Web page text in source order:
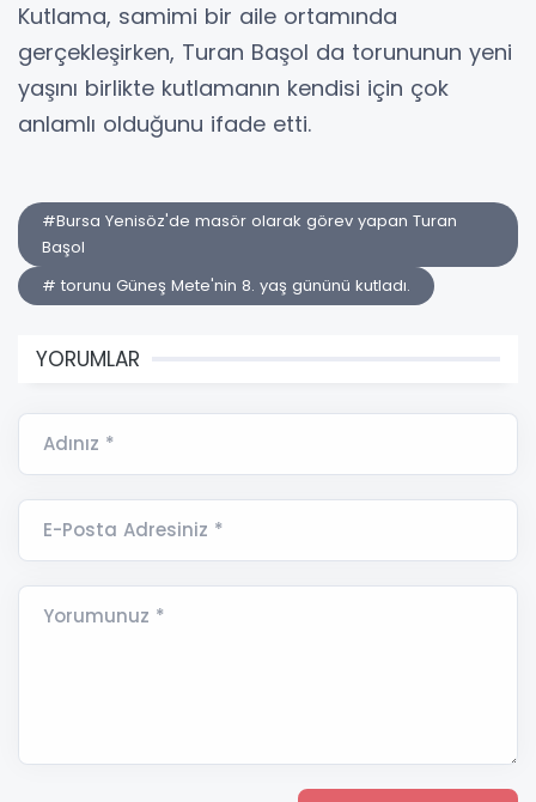
Kutlama, samimi bir aile ortamında
gerçekleşirken, Turan Başol da torununun yeni
yaşını birlikte kutlamanın kendisi için çok
anlamlı olduğunu ifade etti.
#Bursa Yenisöz'de masör olarak görev yapan Turan
Başol
# torunu Güneş Mete'nin 8. yaş gününü kutladı.
YORUMLAR
Adınız *
E-Posta Adresiniz *
Yorumunuz *